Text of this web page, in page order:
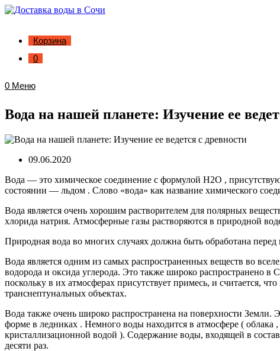
Корзина
0
0 Меню
Вода на нашей планете: Изучение ее
09.06.2020
Вода — это химическое соединение с формулой H2O ,
состоянии — льдом . Слово «вода» как название химического
Вода является очень хорошим растворителем для полярных
хлорида натрия. Атмосферные газы растворяются в природной
Природная вода во многих случаях должна быть обработана
Вода является одним из самых распространенных веществ во
водорода и оксида углерода. Это также широко распространено
поскольку в их атмосферах присутствует примесь, и считается,
транснептунальных объектах.
Вода также очень широко распространена на поверхности Земли.
форме в ледниках . Немного воды находится в атмосфере (
кристаллизационной водой ). Содержание воды, входящей в
десяти раз.